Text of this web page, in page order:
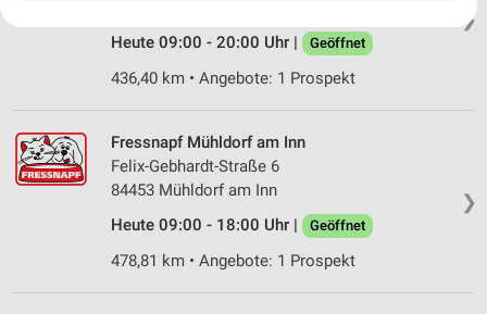
❯
Heute 09:00 - 20:00 Uhr |
Geöffnet
436,40 km • Angebote: 1 Prospekt
❯
Fressnapf Mühldorf am Inn
Felix-Gebhardt-Straße 6
84453 Mühldorf am Inn
Heute 09:00 - 18:00 Uhr |
Geöffnet
478,81 km • Angebote: 1 Prospekt
Website/App.
Wir nutzen Ihre Daten für folgende Zwecke:
Speichern von oder Zugriff auf Informationen
auf einem Endgerät
Verwendung reduzierter Daten zur Auswahl von
Werbeanzeigen
Erstellung von Profilen für personalisierte